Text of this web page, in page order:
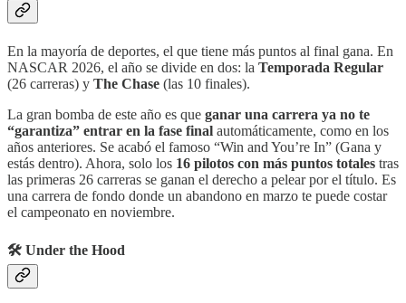
En la mayoría de deportes, el que tiene más puntos al final gana. En
NASCAR 2026, el año se divide en dos: la Temporada Regular
(26 carreras) y The Chase (las 10 finales).
La gran bomba de este año es que ganar una carrera ya no te
“garantiza” entrar en la fase final automáticamente, como en los
años anteriores. Se acabó el famoso “Win and You’re In” (Gana y
estás dentro). Ahora, solo los 16 pilotos con más puntos totales tras
las primeras 26 carreras se ganan el derecho a pelear por el título. Es
una carrera de fondo donde un abandono en marzo te puede costar
el campeonato en noviembre.
🛠️ Under the Hood